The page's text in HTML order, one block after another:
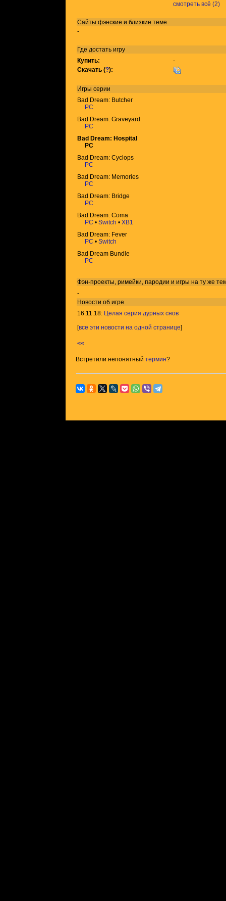
смотреть всё (2)
Сайты фэнские и близкие теме
-
Где достать игру
Купить:
-
Скачать (?):
Игры серии
Bad Dream: Butcher
PC
Bad Dream: Graveyard
PC
Bad Dream: Hospital
PC
Bad Dream: Cyclops
PC
Bad Dream: Memories
PC
Bad Dream: Bridge
PC
Bad Dream: Coma
PC • Switch • XB1
Bad Dream: Fever
PC • Switch
Bad Dream Bundle
PC
Фэн-проекты, римейки, пародии и игры на ту же
-
Новости об игре
16.11.18: Целая серия дурных снов
[все эти новости на одной странице]
<<
Встретили непонятный термин?